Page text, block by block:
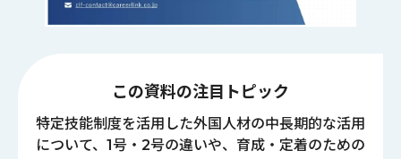
この資料の注目トピック
特定技能制度を活用した外国人材の中長期的な活用
について、1号・2号の違いや、育成・定着のための